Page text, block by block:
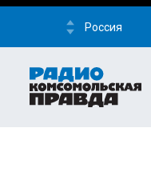
Россия